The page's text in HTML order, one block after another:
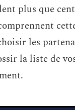
plus que
les
la liste de